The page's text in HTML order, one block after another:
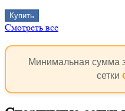
Купить
Смотреть все
Минимальная сумма
сетки